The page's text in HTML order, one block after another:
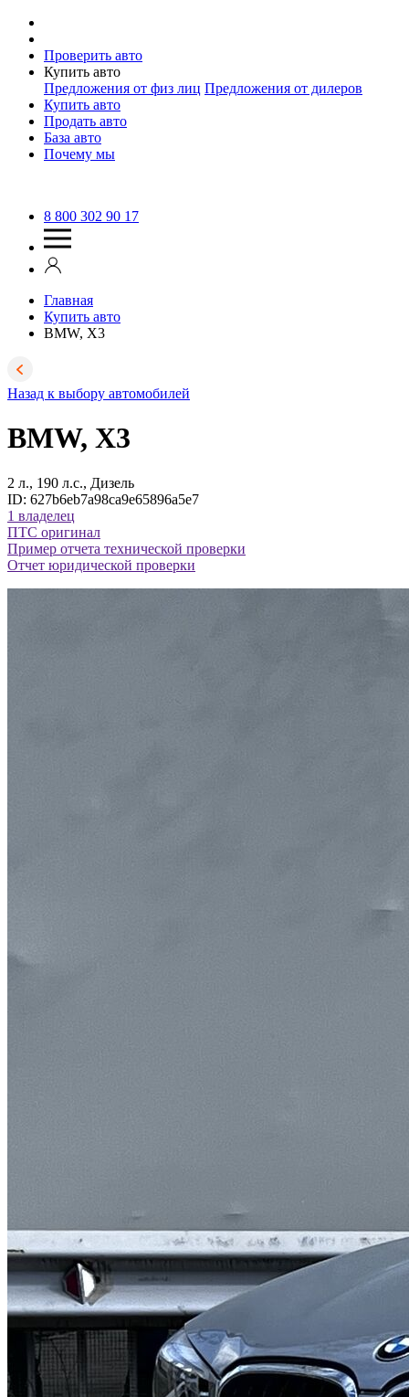
Проверить авто
Купить авто
Предложения от физ лиц Предложения от дилеров
Купить авто
Продать авто
База авто
Почему мы
8 800 302 90 17
Главная
Купить авто
BMW, X3
Назад к выбору автомобилей
BMW, X3
2 л., 190 л.с., Дизель
ID: 627b6eb7a98ca9e65896a5e7
1 владелец
ПТС оригинал
Пример отчета технической проверки
Отчет юридической проверки